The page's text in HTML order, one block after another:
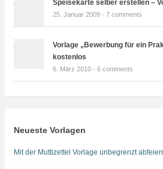
Speisekarte selber erstellen –
25. Januar 2009 - 7 comments
Vorlage „Bewerbung für ein
kostenlos
6. März 2010 - 6 comments
Neueste Vorlagen
Mit der Muttizettel Vorlage unbegrenzt